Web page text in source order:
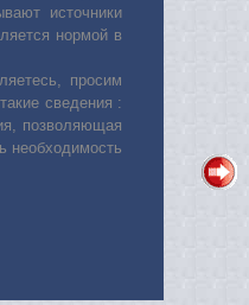
источники
нормой в
просим
сведения :
позволяющая
необходимость